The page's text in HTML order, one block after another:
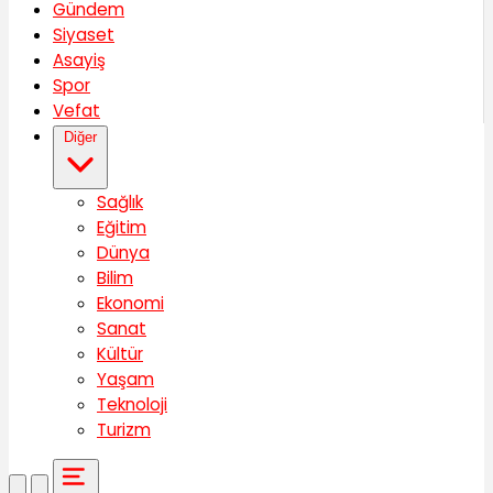
Gündem
Siyaset
Asayiş
Spor
Vefat
Diğer
Sağlık
Eğitim
Dünya
Bilim
Ekonomi
Sanat
Kültür
Yaşam
Teknoloji
Turizm